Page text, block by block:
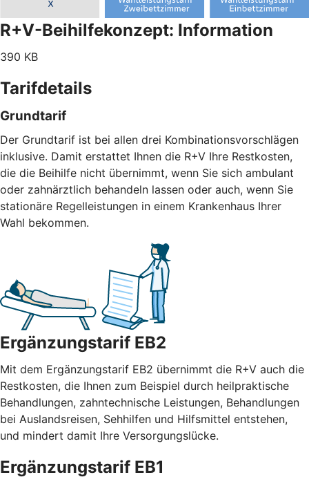
R+V-Beihilfekonzept: Information
390 KB
Tarifdetails
Grundtarif
Der Grundtarif ist bei allen drei Kombinationsvorschlägen
inklusive. Damit erstattet Ihnen die R+V Ihre Restkosten,
die die Beihilfe nicht übernimmt, wenn Sie sich ambulant
oder zahnärztlich behandeln lassen oder auch, wenn Sie
stationäre Regelleistungen in einem Krankenhaus Ihrer
Wahl bekommen.
Ergänzungstarif EB2
Mit dem Ergänzungstarif EB2 übernimmt die R+V auch die
Restkosten, die Ihnen zum Beispiel durch heilpraktische
Behandlungen, zahntechnische Leistungen, Behandlungen
bei Auslandsreisen, Sehhilfen und Hilfsmittel entstehen,
und mindert damit Ihre Versorgungslücke.
Ergänzungstarif EB1